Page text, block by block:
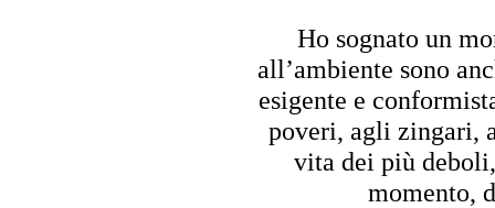
Ho sognato un
all’ambiente sono
esigente e
poveri, agli zingari,
vita dei più
momento,